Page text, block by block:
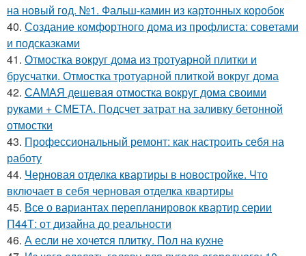
на новый год. №1. Фальш-камин из картонных коробок
40. Создание комфортного дома из профлиста: советами
и подсказками
41. Отмостка вокруг дома из тротуарной плитки и
брусчатки. Отмостка тротуарной плиткой вокруг дома
42. САМАЯ дешевая отмостка вокруг дома своими
руками + СМЕТА. Подсчет затрат на заливку бетонной
отмостки
43. Профессиональный ремонт: как настроить себя на
работу
44. Черновая отделка квартиры в новостройке. Что
включает в себя черновая отделка квартиры
45. Все о вариантах перепланировок квартир серии
П44Т: от дизайна до реальности
46. А если не хочется плитку. Пол на кухне